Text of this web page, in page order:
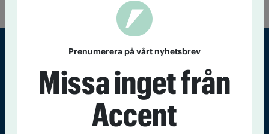
Sveriges största tidning om droger och nykterhet
Tidningen Accent, A4, Bondegatan 21, 116 33 Stockholm
accent@iogt.se
Prenumerera på vårt nyhetsbrev
Missa inget från
Accent